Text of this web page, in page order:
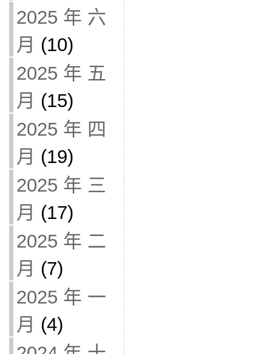
2025 年 六
月 (10)
2025 年 五
月 (15)
2025 年 四
月 (19)
2025 年 三
月 (17)
2025 年 二
月 (7)
2025 年 一
月 (4)